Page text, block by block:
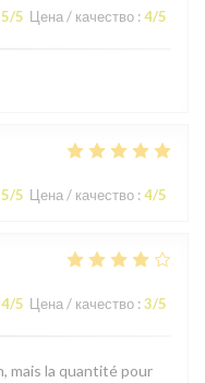
5/5 Цена / качество : 4/5
5/5 Цена / качество : 4/5
4/5 Цена / качество : 3/5
mais la quantité pour